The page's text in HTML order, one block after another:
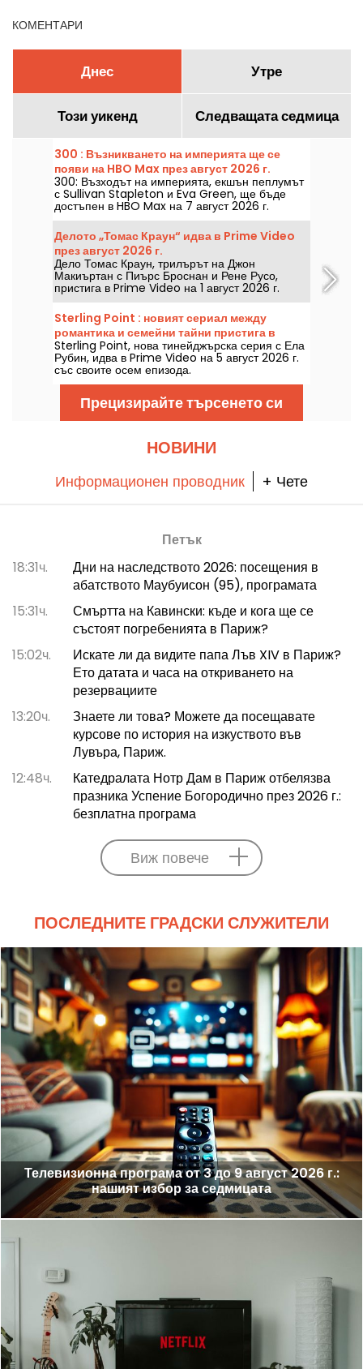
КОМЕНТАРИ
Днес Утре
Този уикенд Следващата седмица
300 : Възникването на империята ще се
появи на HBO Max през август 2026 г.
300: Възходът на империята, екшън пеплумът
с Sullivan Stapleton и Eva Green, ще бъде
достъпен в HBO Max на 7 август 2026 г.
Делото „Томас Краун“ идва в Prime Video
през август 2026 г.
Дело Томас Краун, трилърът на Джон
Макиъртан с Пиърс Броснан и Рене Русо,
пристига в Prime Video на 1 август 2026 г.
Sterling Point : новият сериал между
романтика и семейни тайни пристига в
Prime Video
Sterling Point, нова тинейджърска серия с Ела
Рубин, идва в Prime Video на 5 август 2026 г.
със своите осем епизода.
Прецизирайте търсенето си
НОВИНИ
Информационен проводник + Чете
Петък
18:31ч.
Дни на наследството 2026: посещения в
абатството Маубуисон (95), програмата
15:31ч.
Смъртта на Кавински: къде и кога ще се
състоят погребенията в Париж?
15:02ч.
Искате ли да видите папа Лъв XIV в Париж?
Ето датата и часа на откриването на
резервациите
13:20ч.
Знаете ли това? Можете да посещавате
курсове по история на изкуството във
Лувъра, Париж.
12:48ч.
Катедралата Нотр Дам в Париж отбелязва
празника Успение Богородично през 2026 г.:
безплатна програма
Виж повече
ПОСЛЕДНИТЕ ГРАДСКИ СЛУЖИТЕЛИ
Телевизионна програма от 3 до 9 август 2026 г.:
нашият избор за седмицата